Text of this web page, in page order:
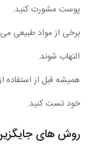
پوست مشورت کنید.
برخی از مواد طبیعی
التهاب شوند.
همیشه قبل از
خود تست کنید.
روش های